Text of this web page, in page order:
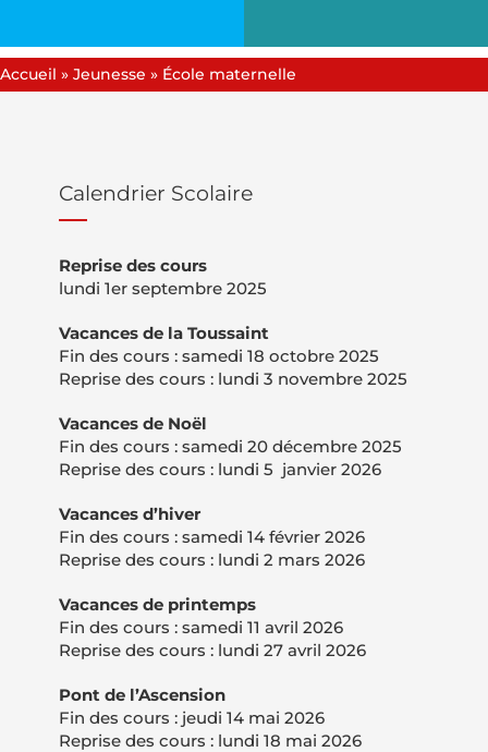
Accueil » Jeunesse » École maternelle
Calendrier Scolaire
Reprise des cours
lundi 1er septembre 2025
Vacances de la Toussaint
Fin des cours : samedi 18 octobre 2025
Reprise des cours : lundi 3 novembre 2025
Vacances de Noël
Fin des cours : samedi 20 décembre 2025
Reprise des cours : lundi 5 janvier 2026
Vacances d’hiver
Fin des cours : samedi 14 février 2026
Reprise des cours : lundi 2 mars 2026
Vacances de printemps
Fin des cours : samedi 11 avril 2026
Reprise des cours : lundi 27 avril 2026
Pont de l’Ascension
Fin des cours : jeudi 14 mai 2026
Reprise des cours : lundi 18 mai 2026